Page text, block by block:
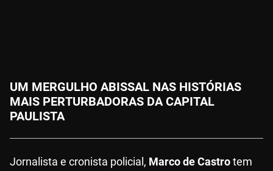
UM MERGULHO ABISSAL NAS HISTÓRIAS
MAIS PERTURBADORAS DA CAPITAL
PAULISTA
Jornalista e cronista policial, Marco de Castrotem